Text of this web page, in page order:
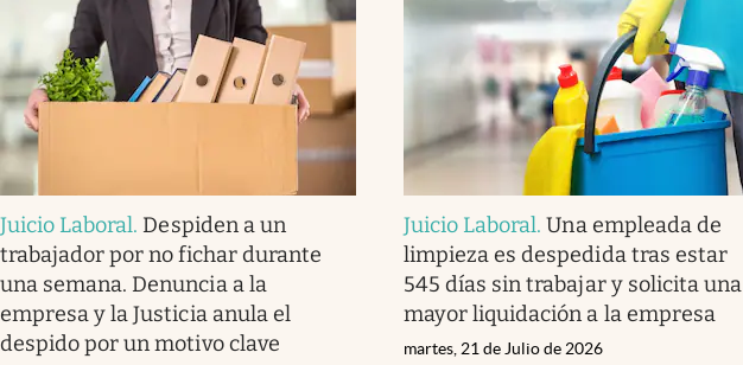
Eventos Corporativos
El Cronista Studio
Mediakit
abre en nueva pestaña
Juicio Laboral. Despiden a un
trabajador por no fichar durante
una semana. Denuncia a la
empresa y la Justicia anula el
despido por un motivo clave
Juicio Laboral.Una empleada de
limpieza es despedida tras estar
545 días sin trabajar y solicita una
mayor liquidación a la empresa
martes, 21 de Julio de 2026